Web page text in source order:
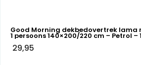
Good Morning dekbedovertrek lama
1 persoons 140×200/220 cm – Petrol
29,95